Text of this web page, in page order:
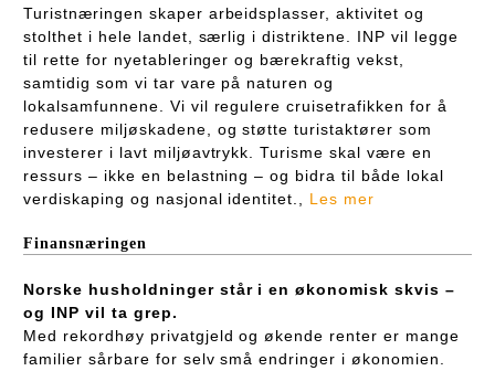
Turistnæringen skaper arbeidsplasser, aktivitet og
stolthet i hele landet, særlig i distriktene. INP vil legge
til rette for nyetableringer og bærekraftig vekst,
samtidig som vi tar vare på naturen og
lokalsamfunnene. Vi vil regulere cruisetrafikken for å
redusere miljøskadene, og støtte turistaktører som
investerer i lavt miljøavtrykk. Turisme skal være en
ressurs – ikke en belastning – og bidra til både lokal
verdiskaping og nasjonal identitet., Les mer
Finansnæringen
Norske husholdninger står i en økonomisk skvis –
og INP vil ta grep.
Med rekordhøy privatgjeld og økende renter er mange
familier sårbare for selv små endringer i økonomien.